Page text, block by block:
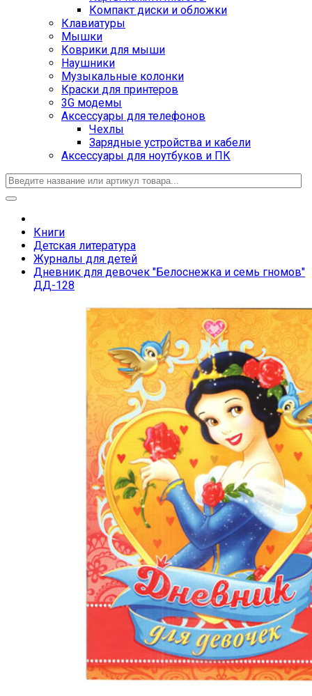
Компакт диски и обложки
Клавиатуры
Мышки
Коврики для мыши
Наушники
Музыкальные колонки
Краски для принтеров
3G модемы
Аксессуары для телефонов
Чехлы
Зарядные устройства и кабели
Аксессуары для ноутбуков и ПК
Книги
Детская литература
Журналы для детей
Дневник для девочек "Белоснежка и семь гномов"
ДД-128